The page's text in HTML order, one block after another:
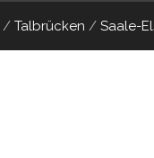
/ Talbrücken / Saale-